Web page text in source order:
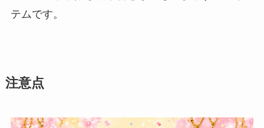
テムです。
注意点